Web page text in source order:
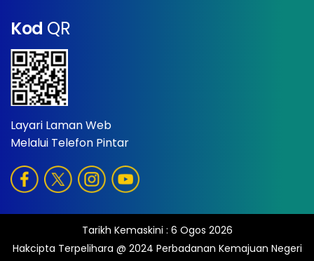
Kod QR
Layari Laman Web
Melalui Telefon Pintar
Tarikh Kemaskini : 6 Ogos 2026
Hakcipta Terpelihara @ 2024 Perbadanan Kemajuan Negeri